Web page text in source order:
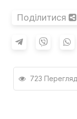
Поділитися
723